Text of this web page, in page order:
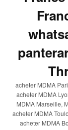
acheter MDMA
acheter MDMA
MDMA Marseille,
acheter MDMA
acheter MDMA